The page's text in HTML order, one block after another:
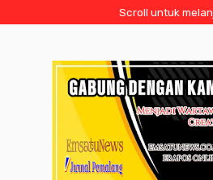
Scroll untuk